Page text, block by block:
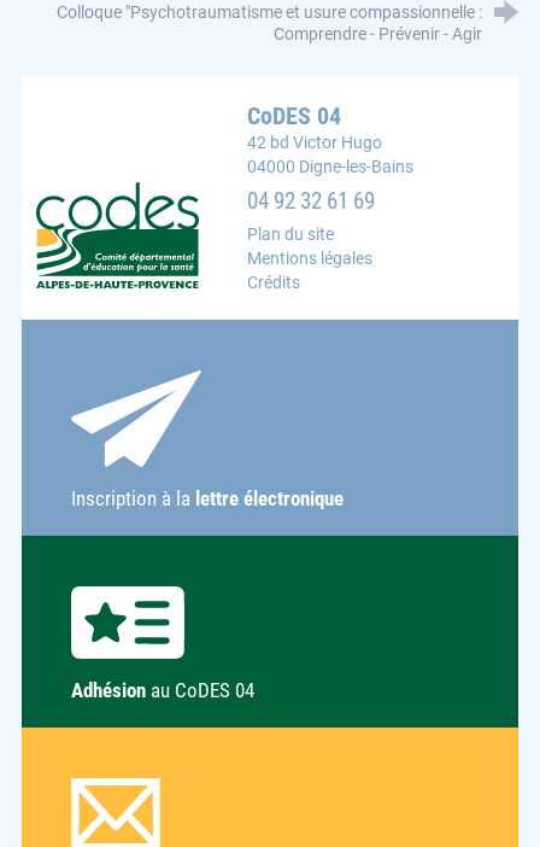
Colloque "Psychotraumatisme et usure compassionnelle :
Comprendre - Prévenir - Agir
CoDES 04 : Comité départemental d'éducation pour la
CoDES 04
42 bd Victor Hugo
04000 Digne-les-Bains
04 92 32 61 69
Plan du site
Mentions légales
Crédits
Inscription à la lettre électronique
Adhésion au CoDES 04